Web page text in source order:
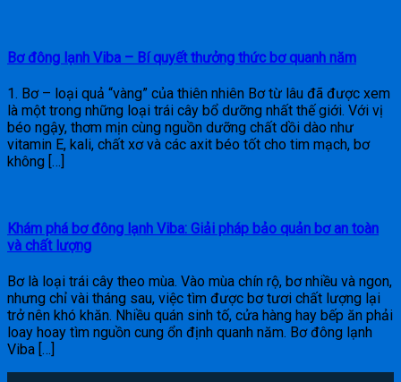
Bơ đông lạnh Viba – Bí quyết thưởng thức bơ quanh năm
1. Bơ – loại quả “vàng” của thiên nhiên Bơ từ lâu đã được xem
là một trong những loại trái cây bổ dưỡng nhất thế giới. Với vị
béo ngậy, thơm mịn cùng nguồn dưỡng chất dồi dào như
vitamin E, kali, chất xơ và các axit béo tốt cho tim mạch, bơ
không […]
Khám phá bơ đông lạnh Viba: Giải pháp bảo quản bơ an toàn
và chất lượng
Bơ là loại trái cây theo mùa. Vào mùa chín rộ, bơ nhiều và ngon,
nhưng chỉ vài tháng sau, việc tìm được bơ tươi chất lượng lại
trở nên khó khăn. Nhiều quán sinh tố, cửa hàng hay bếp ăn phải
loay hoay tìm nguồn cung ổn định quanh năm. Bơ đông lạnh
Viba […]